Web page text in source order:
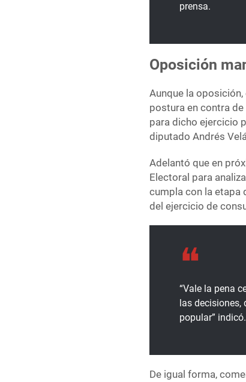
prensa.
Oposición
Aunque la
postura en contra
para dicho ejercicio
diputado Andrés
Adelantó que en
Electoral para
cumpla con la etapa
del ejercicio de
“Vale la pena
las
popular” indicó.
De igual forma,